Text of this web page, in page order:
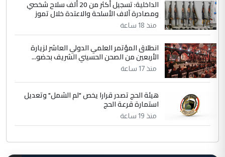
الداخلية: تسجيل أكثر من 20 ألف سلاح شخصي
ومصادرة آلاف الأسلحة والاعتدة خلال تموز
منذ 18 ساعة
انطلاق المؤتمر العلمي الدولي العاشر لزيارة
الأربعين من الصحن الحسيني الشريف بحضو...
منذ 17 ساعة
هيئة الحج تصدر قرارا يخص "لم الشمل" وتعديل
استمارة قرعة الحج
منذ 19 ساعة